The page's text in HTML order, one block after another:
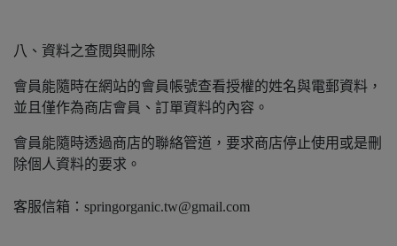
八、資料之查閱與刪除
會員能隨時在網站的會員帳號查看授權的姓名與電郵資料，
並且僅作為商店會員、訂單資料的內容。
會員能隨時透過商店的聯絡管道，要求商店停止使用或是刪
除個人資料的要求。
客服信箱：springorganic.tw@gmail.com